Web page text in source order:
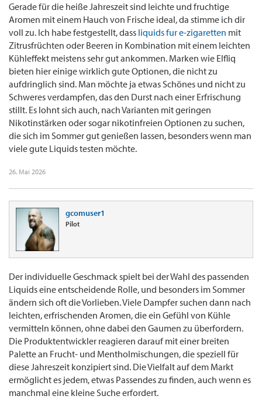
Gerade für die heiße Jahreszeit sind leichte und fruchtige
Aromen mit einem Hauch von Frische ideal, da stimme ich dir
voll zu. Ich habe festgestellt, dass liquids fur e-zigaretten mit
Zitrusfrüchten oder Beeren in Kombination mit einem leichten
Kühleffekt meistens sehr gut ankommen. Marken wie Elfliq
bieten hier einige wirklich gute Optionen, die nicht zu
aufdringlich sind. Man möchte ja etwas Schönes und nicht zu
Schweres verdampfen, das den Durst nach einer Erfrischung
stillt. Es lohnt sich auch, nach Varianten mit geringen
Nikotinstärken oder sogar nikotinfreien Optionen zu suchen,
die sich im Sommer gut genießen lassen, besonders wenn man
viele gute Liquids testen möchte.
26. Mai 2026
gcomuser1
Pilot
Der individuelle Geschmack spielt bei der Wahl des passenden
Liquids eine entscheidende Rolle, und besonders im Sommer
ändern sich oft die Vorlieben. Viele Dampfer suchen dann nach
leichten, erfrischenden Aromen, die ein Gefühl von Kühle
vermitteln können, ohne dabei den Gaumen zu überfordern.
Die Produktentwickler reagieren darauf mit einer breiten
Palette an Frucht- und Mentholmischungen, die speziell für
diese Jahreszeit konzipiert sind. Die Vielfalt auf dem Markt
ermöglicht es jedem, etwas Passendes zu finden, auch wenn es
manchmal eine kleine Suche erfordert.